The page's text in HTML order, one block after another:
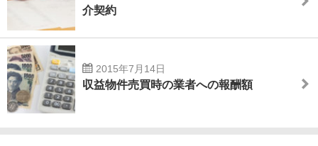
介契約
2015年7月14日
収益物件売買時の業者への報酬額